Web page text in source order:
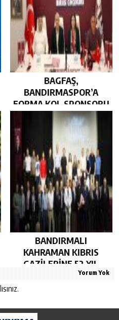
BAGFAŞ,
BANDIRMASPOR’A
FORMA KOL SPONSORU
OLARAK KUCAK AÇTI…
BANDIRMALI
KAHRAMAN KIBRIS
GAZİLERİNE 52 YIL
SONRA AHD-İ VEFA…
Yorum Yok